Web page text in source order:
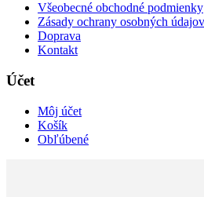
Všeobecné obchodné podmienky
Zásady ochrany osobných údajov
Doprava
Kontakt
Účet
Môj účet
Košík
Obľúbené